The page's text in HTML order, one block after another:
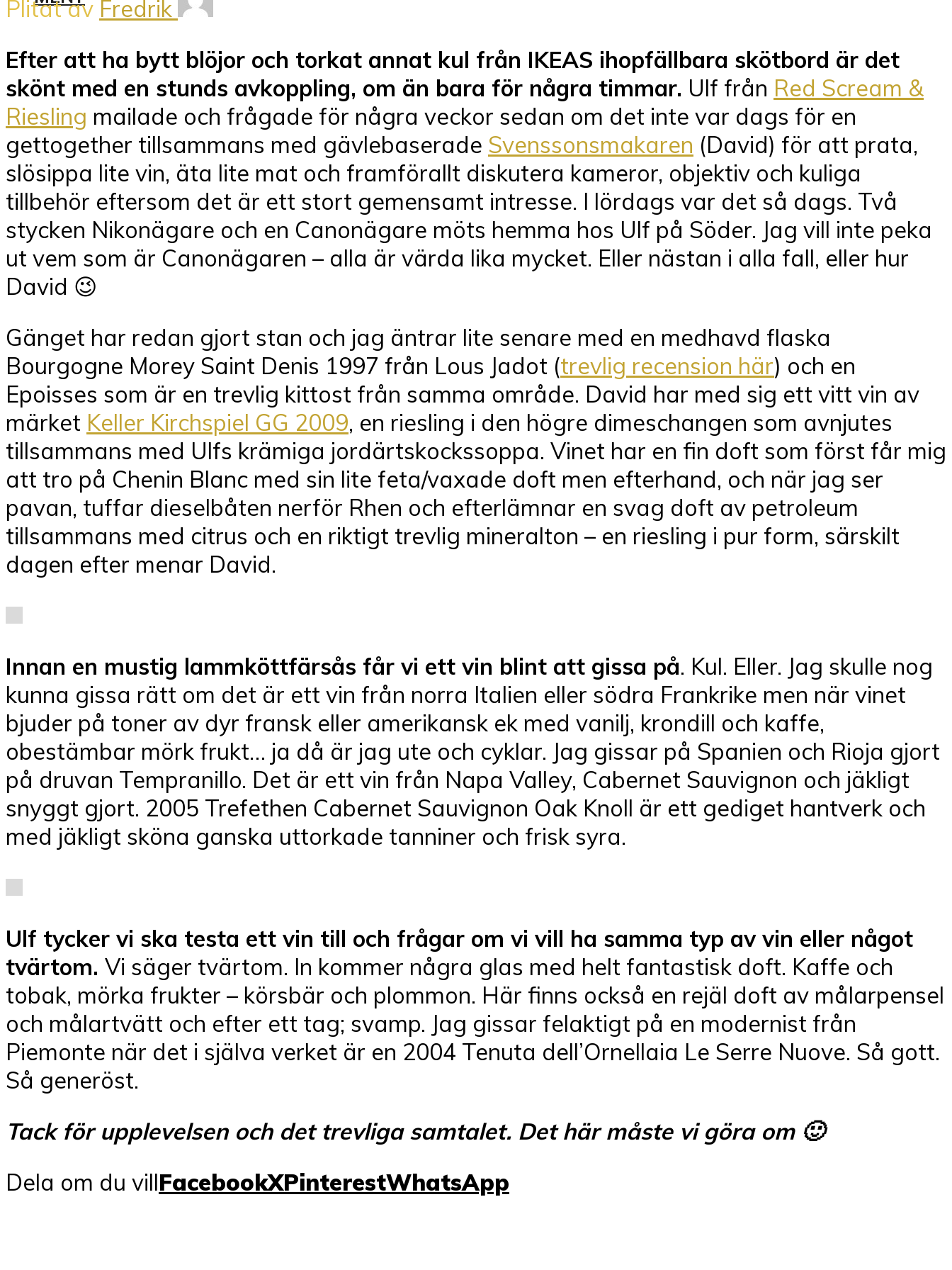
Plitat av Fredrik
Efter att ha bytt blöjor och torkat annat kul från IKEAS ihopfällbara skötbord är det
skönt med en stunds avkoppling, om än bara för några timmar. Ulf från Red Scream &
Riesling mailade och frågade för några veckor sedan om det inte var dags för en
gettogether tillsammans med gävlebaserade Svenssonsmakaren (David) för att prata,
slösippa lite vin, äta lite mat och framförallt diskutera kameror, objektiv och kuliga
tillbehör eftersom det är ett stort gemensamt intresse. I lördags var det så dags. Två
stycken Nikonägare och en Canonägare möts hemma hos Ulf på Söder. Jag vill inte peka
ut vem som är Canonägaren – alla är värda lika mycket. Eller nästan i alla fall, eller hur
David 😉
Gänget har redan gjort stan och jag äntrar lite senare med en medhavd flaska
Bourgogne Morey Saint Denis 1997 från Lous Jadot (trevlig recension här) och en
Epoisses som är en trevlig kittost från samma område. David har med sig ett vitt vin av
märket Keller Kirchspiel GG 2009, en riesling i den högre dimeschangen som avnjutes
tillsammans med Ulfs krämiga jordärtskockssoppa. Vinet har en fin doft som först får mig
att tro på Chenin Blanc med sin lite feta/vaxade doft men efterhand, och när jag ser
pavan, tuffar dieselbåten nerför Rhen och efterlämnar en svag doft av petroleum
tillsammans med citrus och en riktigt trevlig mineralton – en riesling i pur form, särskilt
dagen efter menar David.
Innan en mustig lammköttfärsås får vi ett vin blint att gissa på. Kul. Eller. Jag skulle nog
kunna gissa rätt om det är ett vin från norra Italien eller södra Frankrike men när vinet
bjuder på toner av dyr fransk eller amerikansk ek med vanilj, krondill och kaffe,
obestämbar mörk frukt… ja då är jag ute och cyklar. Jag gissar på Spanien och Rioja gjort
på druvan Tempranillo. Det är ett vin från Napa Valley, Cabernet Sauvignon och jäkligt
snyggt gjort. 2005 Trefethen Cabernet Sauvignon Oak Knoll är ett gediget hantverk och
med jäkligt sköna ganska uttorkade tanniner och frisk syra.
Ulf tycker vi ska testa ett vin till och frågar om vi vill ha samma typ av vin eller något
tvärtom. Vi säger tvärtom. In kommer några glas med helt fantastisk doft. Kaffe och
tobak, mörka frukter – körsbär och plommon. Här finns också en rejäl doft av målarpensel
och målartvätt och efter ett tag; svamp. Jag gissar felaktigt på en modernist från
Piemonte när det i själva verket är en 2004 Tenuta dell’Ornellaia Le Serre Nuove. Så gott.
Så generöst.
Tack för upplevelsen och det trevliga samtalet. Det här måste vi göra om 🙂
Dela om du villFacebookXPinterestWhatsApp